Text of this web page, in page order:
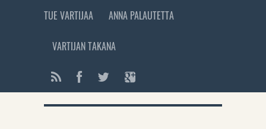
TUE VARTIJAA ANNA PALAUTETTA
VARTIJAN TAKANA